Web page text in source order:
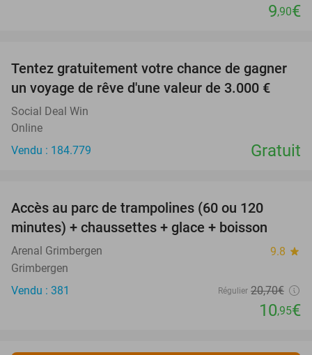
9,90€
Tentez gratuitement votre chance de gagner
un voyage de rêve d'une valeur de 3.000 €
Social Deal Win
Online
Vendu : 184.779
Gratuit
Accès au parc de trampolines (60 ou 120
minutes) + chaussettes + glace + boisson
Arenal Grimbergen 9.8 star
Grimbergen
Vendu : 381
Régulier 20,70€
10,95€